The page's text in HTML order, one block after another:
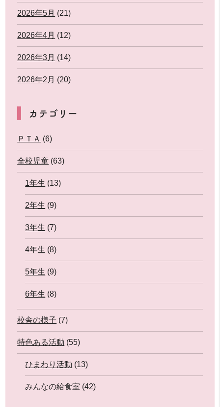
2026年5月 (21)
2026年4月 (12)
2026年3月 (14)
2026年2月 (20)
カテゴリー
ＰＴＡ (6)
全校児童 (63)
1年生 (13)
2年生 (9)
3年生 (7)
4年生 (8)
5年生 (9)
6年生 (8)
校舎の様子 (7)
特色ある活動 (55)
ひまわり活動 (13)
みんなの給食室 (42)